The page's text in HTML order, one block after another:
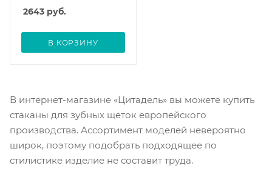
2643 руб.
В КОРЗИНУ
В интернет-магазине «Цитадель» вы можете купить
стаканы для зубных щеток европейского
производства. Ассортимент моделей невероятно
широк, поэтому подобрать подходящее по
стилистике изделие не составит труда.